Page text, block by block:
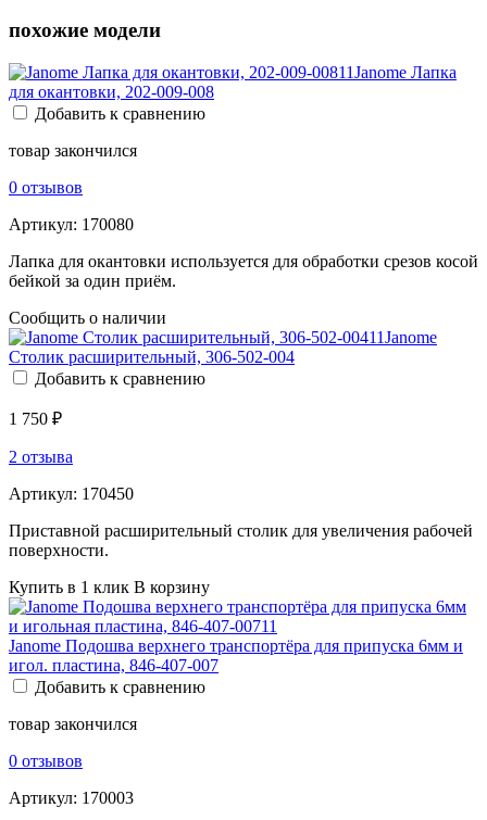
похожие модели
Janome Лапка
для окантовки, 202-009-008
Добавить к сравнению
товар закончился
0 отзывов
Артикул: 170080
Лапка для окантовки используется для обработки срезов косой
бейкой за один приём.
Сообщить о наличии
Janome
Столик расширительный, 306-502-004
Добавить к сравнению
1 750 ₽
2 отзыва
Артикул: 170450
Приставной расширительный столик для увеличения рабочей
поверхности.
Купить в 1 клик В корзину
Janome Подошва верхнего транспортёра для припуска 6мм и
игол. пластина, 846-407-007
Добавить к сравнению
товар закончился
0 отзывов
Артикул: 170003